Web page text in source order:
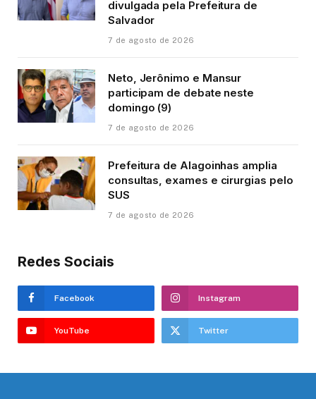
divulgada pela Prefeitura de
Salvador
7 de agosto de 2026
Neto, Jerônimo e Mansur
participam de debate neste
domingo (9)
7 de agosto de 2026
Prefeitura de Alagoinhas amplia
consultas, exames e cirurgias pelo
SUS
7 de agosto de 2026
Redes Sociais
Facebook Instagram
YouTube Twitter